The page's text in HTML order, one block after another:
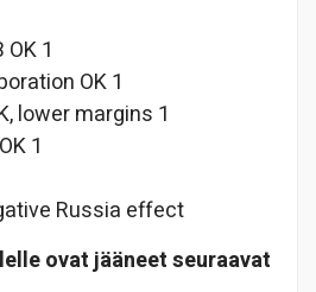
1
OK 1
lower margins 1
1
Russia effect
ovat jääneet seuraavat